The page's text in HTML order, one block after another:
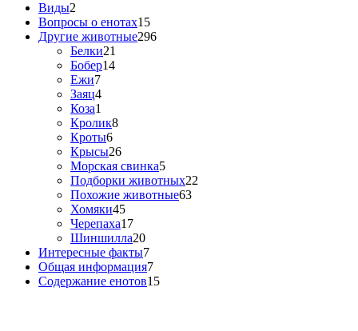
Виды2
Вопросы о енотах15
Другие животные296
Белки21
Бобер14
Ежи7
Заяц4
Коза1
Кролик8
Кроты6
Крысы26
Морская свинка5
Подборки животных22
Похожие животные63
Хомяки45
Черепаха17
Шиншилла20
Интересные факты7
Общая информация7
Содержание енотов15